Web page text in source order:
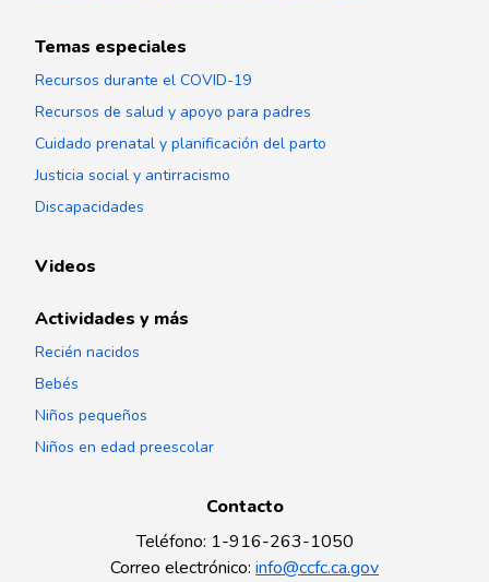
Temas especiales
Recursos durante el COVID-19
Recursos de salud y apoyo para padres
Cuidado prenatal y planificación del parto
Justicia social y antirracismo
Discapacidades
Videos
Actividades y más
Recién nacidos
Bebés
Niños pequeños
Niños en edad preescolar
Contacto
Teléfono: 1-916-263-1050
Correo electrónico: info@ccfc.ca.gov